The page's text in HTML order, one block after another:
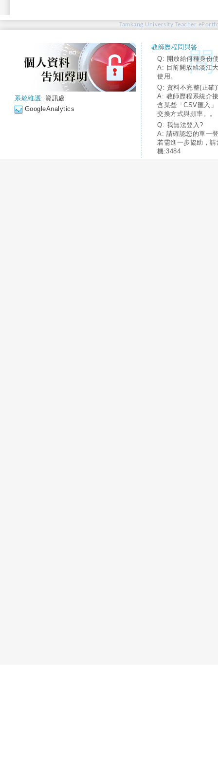
Tamkang University Teacher
系統維護: 資訊處
GoogleAnalytics
教師歷程問與答:
Q: 開放給何種身份
A: 目前開放給淡江
使用。
Q: 資料不完整(正確
A: 教師歷程系統介
含某些「CSV匯入
交換方式與頻率。。
Q: 我無法登入?
A: 請確認您的單一
若需進一步協助，
機:3484